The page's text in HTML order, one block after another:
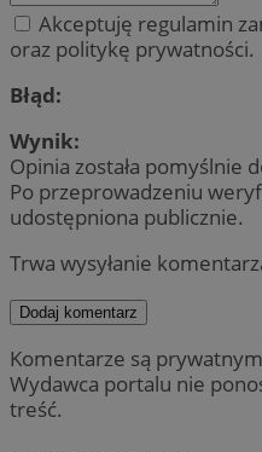
Akceptuję regulamin
oraz politykę prywatności.
Błąd:
Wynik:
Opinia została pomyślnie
Po przeprowadzeniu
udostępniona publicznie.
Trwa wysyłanie
Dodaj komentarz
Komentarze są
Wydawca portalu nie
treść.